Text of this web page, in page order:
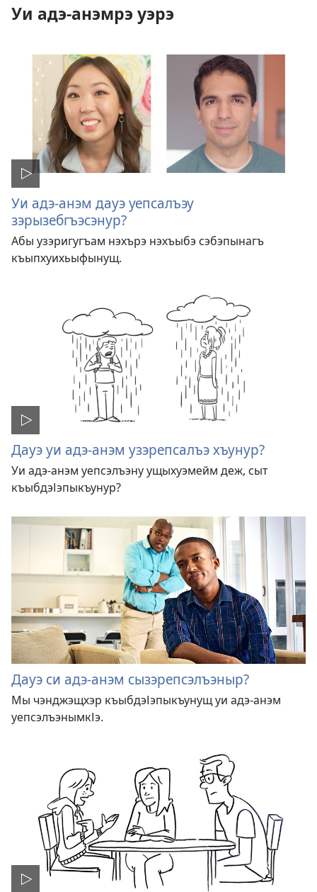
Уи адэ-анэмрэ уэрэ
Уи адэ-анэм дауэ уепсалъэу
зэрызебгъэсэнур?
Абы узэригугъам нэхърэ нэхъыбэ сэбэпынагъ
къыпхуихьыфынущ.
Дауэ уи адэ-анэм узэрепсалъэ хъунур?
Уи адэ-анэм уепсэлъэну ущыхуэмейм деж, сыт
къыбдэІэпыкъунур?
Дауэ си адэ-анэм сызэрепсэлъэныр?
Мы чэнджэщхэр къыбдэІэпыкъунущ уи адэ-анэм
уепсэлъэнымкІэ.